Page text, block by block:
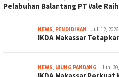
Pelabuhan Balantang PT Vale
NEWS, PENDIDIKAN Juli 12, 2026
IKDA Makassar
NEWS, UJUNG PANDANG Juni